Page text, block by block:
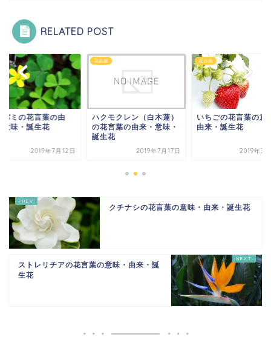
RELATED POST
バミの花言葉の由
意味・誕生花
2019年7月12日
花言葉
ハクモクレン（白木蓮）
の花言葉の由来・意味・
誕生花
2019年7月17日
花言葉
いちごの花言葉の意
由来・誕生花
2019年3
クチナシの花言葉の意味・由来・誕生花
ストレリチアの花言葉の意味・由来・誕
生花